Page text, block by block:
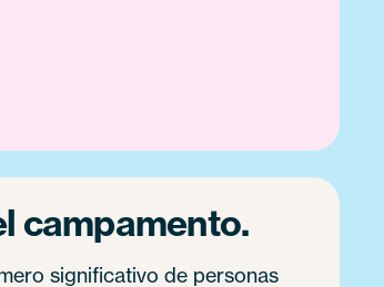
campamento.
significativo de personas